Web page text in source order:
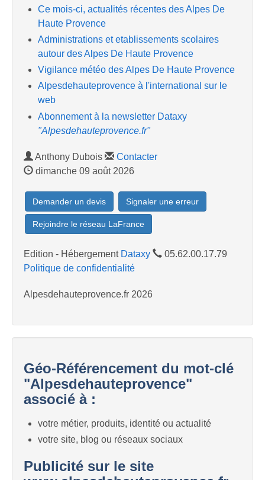
Ce mois-ci, actualités récentes des Alpes De
Haute Provence
Administrations et etablissements scolaires
autour des Alpes De Haute Provence
Vigilance météo des Alpes De Haute Provence
Alpesdehauteprovence à l'international sur le
web
Abonnement à la newsletter Dataxy
"Alpesdehauteprovence.fr"
Anthony Dubois
Contacter
dimanche 09 août 2026
Demander un devis Signaler une erreur
Rejoindre le réseau LaFrance
Edition - Hébergement Dataxy
05.62.00.17.79
Politique de confidentialité
Alpesdehauteprovence.fr 2026
Géo-Référencement du mot-clé
"Alpesdehauteprovence"
associé à :
votre métier, produits, identité ou actualité
votre site, blog ou réseaux sociaux
Publicité sur le site